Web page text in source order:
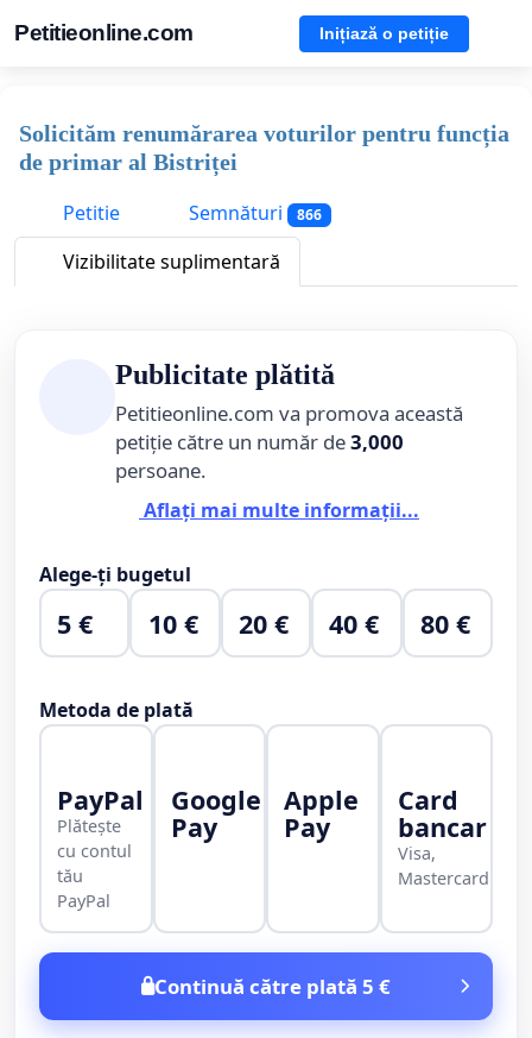
Petitieonline.com Inițiază o petiție
Solicităm renumărarea voturilor pentru funcția
de primar al Bistriței
Petitie
Semnături 866
Vizibilitate suplimentară
Publicitate plătită
Petitieonline.com va promova această
petiție către un număr de3,000
persoane.
Aflați mai multe informații...
Alege-ți bugetul
5 € 10 € 20 € 40 € 80 €
Metoda de plată
PayPal
Plătește
cu contul
tău
PayPal
Google
Pay
Apple
Pay
Card
bancar
Visa,
Mastercard
Continuă către plată 5 €